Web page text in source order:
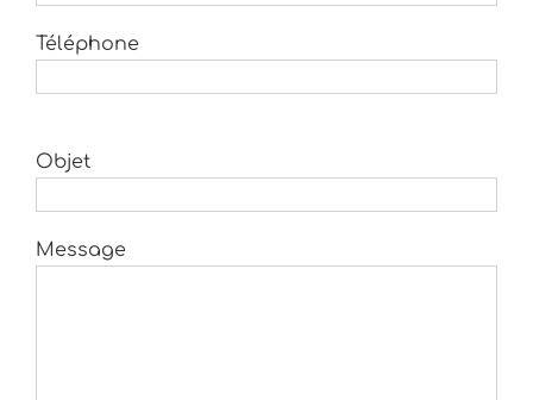
Téléphone
Objet
Message